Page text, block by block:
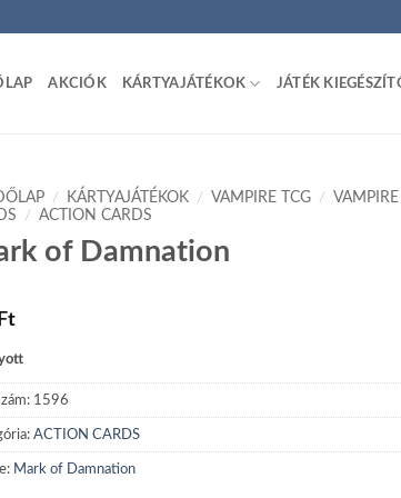
AKCIÓK KÁRTYAJÁTÉKOK JÁTÉK
/ KÁRTYAJÁTÉKOK / VAMPIRE TCG /
/ ACTION CARDS
of Damnation
Ft
1596
ACTION CARDS
Mark of Damnation